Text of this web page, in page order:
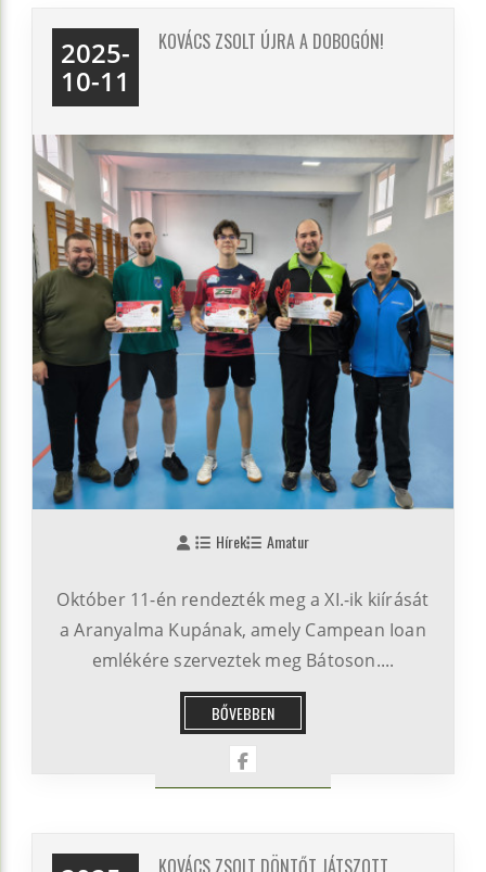
2025-
10-11
KOVÁCS ZSOLT ÚJRA A DOBOGÓN!
Hírek Amatur
Október 11-én rendezték meg a XI.-ik kiírását
a Aranyalma Kupának, amely Campean Ioan
emlékére szerveztek meg Bátoson....
BŐVEBBEN
KOVÁCS ZSOLT DÖNTŐT JÁTSZOTT